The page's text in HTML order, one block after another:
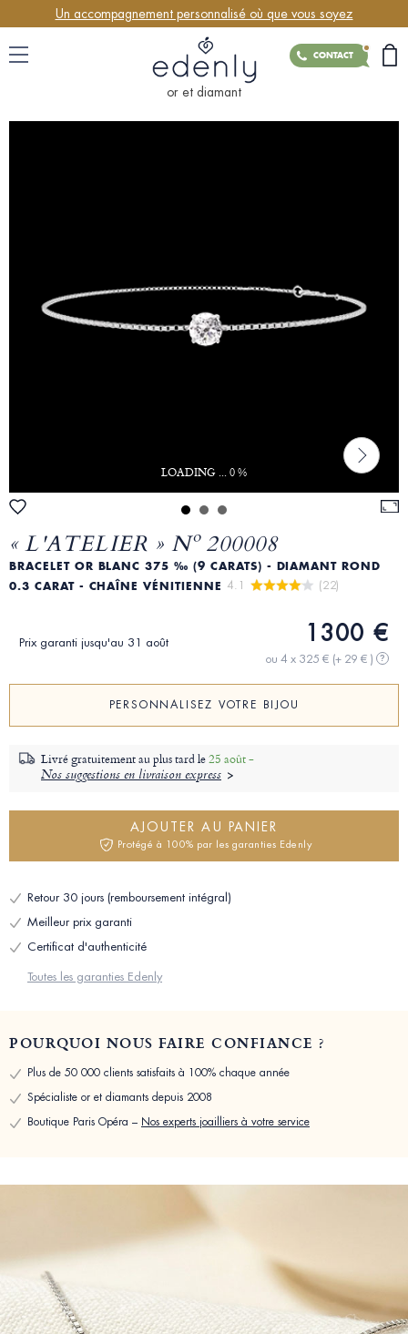
Un accompagnement personnalisé où que vous soyez
CONTACT
or et diamant
LOADING ... 0 %
« L'ATELIER » Nº 200008
BRACELET OR BLANC 375 ‰ (9 CARATS) - DIAMANT ROND
0.3 CARAT - CHAÎNE VÉNITIENNE 4.1 (22)
Prix garanti jusqu'au 31 août 1300 €
ou 4 x 325 € (+ 29 € ) ?
PERSONNALISEZ VOTRE BIJOU
Livré gratuitement au plus tard le25 août -
Nos suggestions en livraison express
AJOUTER AU PANIER
Protégé à 100% par les garanties Edenly
Retour 30 jours (remboursement intégral)
Meilleur prix garanti
Certificat d'authenticité
Toutes les garanties Edenly
POURQUOI NOUS FAIRE CONFIANCE ?
Plus de 50 000 clients satisfaits à 100% chaque année
Spécialiste or et diamants depuis 2008
Boutique Paris Opéra – Nos experts joailliers à votre service